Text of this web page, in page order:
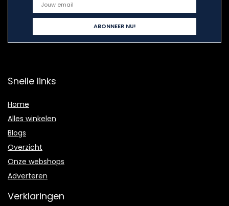
Snelle links
Home
Alles winkelen
Blogs
Overzicht
Onze webshops
Adverteren
Verklaringen